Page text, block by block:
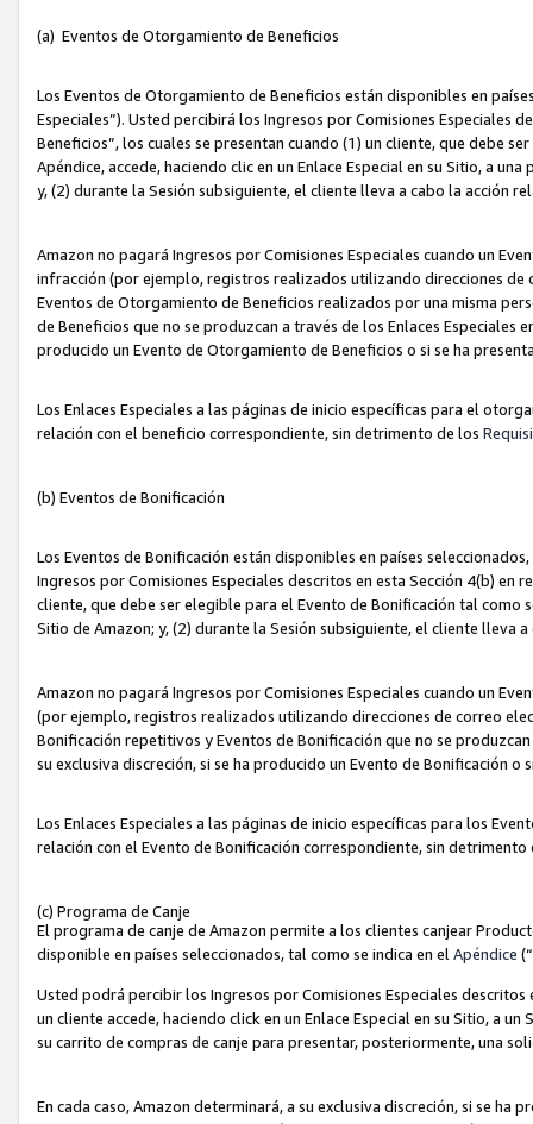
(a) Eventos de Otorgamiento de Beneficios
Los Eventos de Otorgamiento de Beneficios están disponibles en
Especiales”). Usted percibirá los Ingresos por Comisiones Especiales
Beneficios”, los cuales se presentan cuando (1) un cliente, que debe
Apéndice, accede, haciendo clic en un Enlace Especial en su Sitio, a
y, (2) durante la Sesión subsiguiente, el cliente lleva a cabo la acción
Amazon no pagará Ingresos por Comisiones Especiales cuando un
infracción (por ejemplo, registros realizados utilizando direcciones
Eventos de Otorgamiento de Beneficios realizados por una misma
de Beneficios que no se produzcan a través de los Enlaces Especiales
producido un Evento de Otorgamiento de Beneficios o si se ha
Los Enlaces Especiales a las páginas de inicio específicas para el
relación con el beneficio correspondiente, sin detrimento de los
(b) Eventos de Bonificación
Los Eventos de Bonificación están disponibles en países
Ingresos por Comisiones Especiales descritos en esta Sección 4(b) en
cliente, que debe ser elegible para el Evento de Bonificación tal como
Sitio de Amazon; y, (2) durante la Sesión subsiguiente, el cliente lleva
Amazon no pagará Ingresos por Comisiones Especiales cuando un
(por ejemplo, registros realizados utilizando direcciones de correo
Bonificación repetitivos y Eventos de Bonificación que no se
su exclusiva discreción, si se ha producido un Evento de Bonificación
Los Enlaces Especiales a las páginas de inicio específicas para los
relación con el Evento de Bonificación correspondiente, sin
(c) Programa de Canje
El programa de canje de Amazon permite a los clientes canjear
disponible en países seleccionados, tal como se indica en el Apéndice
Usted podrá percibir los Ingresos por Comisiones Especiales
un cliente accede, haciendo click en un Enlace Especial en su Sitio, a
su carrito de compras de canje para presentar, posteriormente, una
En cada caso, Amazon determinará, a su exclusiva discreción, si se